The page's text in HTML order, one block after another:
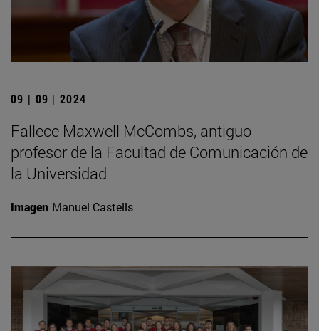
09 | 09 | 2024
Fallece Maxwell McCombs, antiguo
profesor de la Facultad de Comunicación de
la Universidad
Imagen Manuel Castells